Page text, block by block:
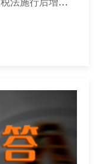
国家税务总局河南省税务局-关于增值税法施行后增值税优惠政策衔接事项的公告